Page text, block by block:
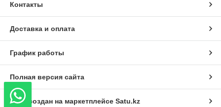
Контакты
Доставка и оплата
График работы
Полная версия сайта
Сайт создан на маркетплейсе Satu.kz